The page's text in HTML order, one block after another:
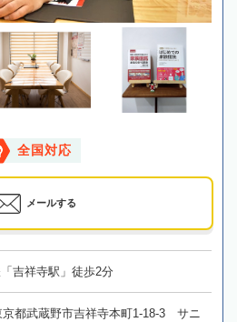
全国対応
メールする
吉祥寺駅」徒歩2分
京都武蔵野市吉祥寺本町1-18-3 サニ